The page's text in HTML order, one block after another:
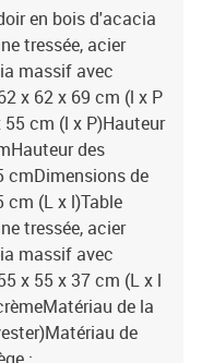
en bois d'acacia
tressée, acier
massif avec
x 62 x 69 cm (l x P
cm (l x P)Hauteur
des
cmDimensions de
cm (L x l)Table
tressée, acier
massif avec
x 55 x 37 cm (L x l
de la
de